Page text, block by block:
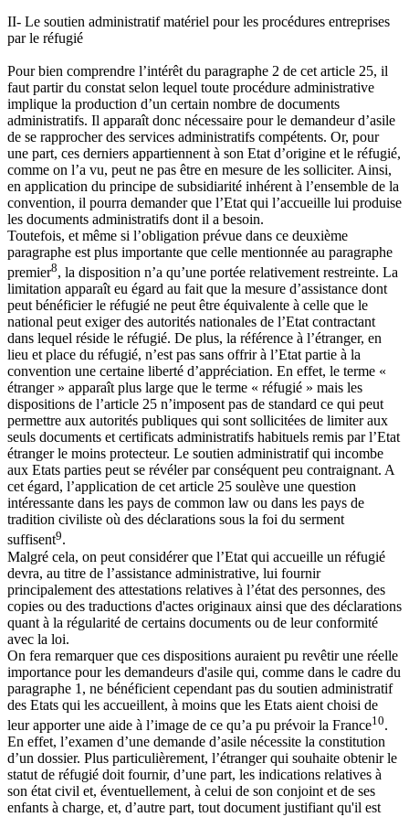
II- Le soutien administratif matériel pour les procédures entreprises
par le réfugié
Pour bien comprendre l’intérêt du paragraphe 2 de cet article 25, il
faut partir du constat selon lequel toute procédure administrative
implique la production d’un certain nombre de documents
administratifs. Il apparaît donc nécessaire pour le demandeur d’asile
de se rapprocher des services administratifs compétents. Or, pour
une part, ces derniers appartiennent à son Etat d’origine et le réfugié,
comme on l’a vu, peut ne pas être en mesure de les solliciter. Ainsi,
en application du principe de subsidiarité inhérent à l’ensemble de la
convention, il pourra demander que l’Etat qui l’accueille lui produise
les documents administratifs dont il a besoin.
Toutefois, et même si l’obligation prévue dans ce deuxième
paragraphe est plus importante que celle mentionnée au paragraphe
premier8, la disposition n’a qu’une portée relativement restreinte. La
limitation apparaît eu égard au fait que la mesure d’assistance dont
peut bénéficier le réfugié ne peut être équivalente à celle que le
national peut exiger des autorités nationales de l’Etat contractant
dans lequel réside le réfugié. De plus, la référence à l’étranger, en
lieu et place du réfugié, n’est pas sans offrir à l’Etat partie à la
convention une certaine liberté d’appréciation. En effet, le terme «
étranger » apparaît plus large que le terme « réfugié » mais les
dispositions de l’article 25 n’imposent pas de standard ce qui peut
permettre aux autorités publiques qui sont sollicitées de limiter aux
seuls documents et certificats administratifs habituels remis par l’Etat
étranger le moins protecteur. Le soutien administratif qui incombe
aux Etats parties peut se révéler par conséquent peu contraignant. A
cet égard, l’application de cet article 25 soulève une question
intéressante dans les pays de common law ou dans les pays de
tradition civiliste où des déclarations sous la foi du serment
suffisent9.
Malgré cela, on peut considérer que l’Etat qui accueille un réfugié
devra, au titre de l’assistance administrative, lui fournir
principalement des attestations relatives à l’état des personnes, des
copies ou des traductions d'actes originaux ainsi que des déclarations
quant à la régularité de certains documents ou de leur conformité
avec la loi.
On fera remarquer que ces dispositions auraient pu revêtir une réelle
importance pour les demandeurs d'asile qui, comme dans le cadre du
paragraphe 1, ne bénéficient cependant pas du soutien administratif
des Etats qui les accueillent, à moins que les Etats aient choisi de
leur apporter une aide à l’image de ce qu’a pu prévoir la France10.
En effet, l’examen d’une demande d’asile nécessite la constitution
d’un dossier. Plus particulièrement, l’étranger qui souhaite obtenir le
statut de réfugié doit fournir, d’une part, les indications relatives à
son état civil et, éventuellement, à celui de son conjoint et de ses
enfants à charge, et, d’autre part, tout document justifiant qu'il est